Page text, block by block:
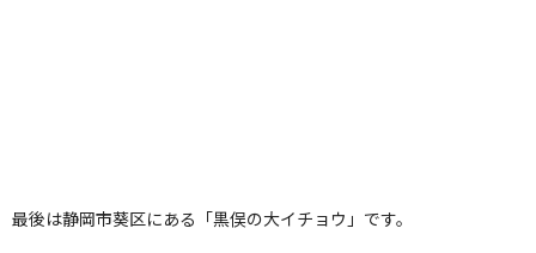
最後は静岡市葵区にある「黒俣の大イチョウ」です。